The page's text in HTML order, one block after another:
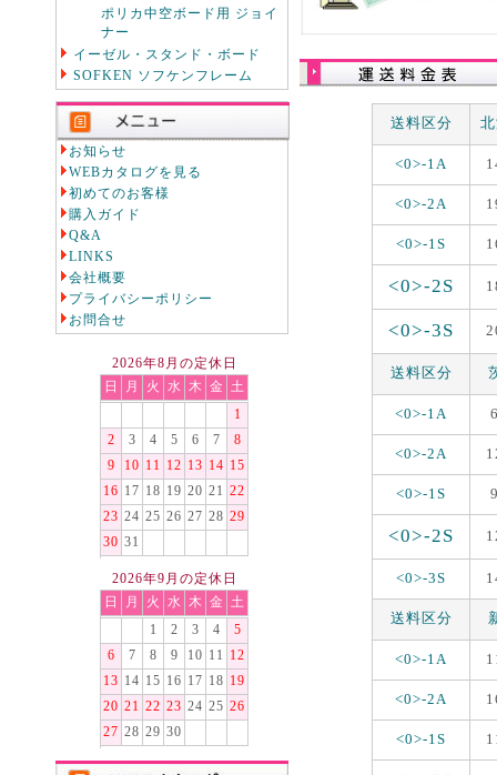
ポリカ中空ボード用 ジョイ
ナー
イーゼル・スタンド・ボード
SOFKEN ソフケンフレーム
お知らせ
WEBカタログを見る
初めてのお客様
購入ガイド
Q&A
LINKS
会社概要
プライバシーポリシー
お問合せ
2026年8月の定休日
日
月 火 水 木 金
土
1
2
3 4 5 6 7
8
9
10 11 12 13 14 15
16 17 18 19 20 21 22
23 24 25 26 27 28 29
30 31
2026年9月の定休日
日
月 火 水 木 金
土
1
2 3 4
5
6
7 8 9 10 11
12
13 14 15 16 17 18 19
20 21 22 23 24 25 26
27 28 29 30
送料区分
<0>-1A
<0>-2A
<0>-1S
<0>-2S
<0>-3S
送料区分
<0>-1A
<0>-2A
<0>-1S
<0>-2S
<0>-3S
送料区分
<0>-1A
<0>-2A
<0>-1S